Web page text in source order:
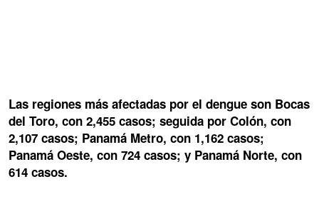
Las regiones más afectadas por el dengue son Bocas
del Toro, con 2,455 casos; seguida por Colón, con
2,107 casos; Panamá Metro, con 1,162 casos;
Panamá Oeste, con 724 casos; y Panamá Norte, con
614 casos.